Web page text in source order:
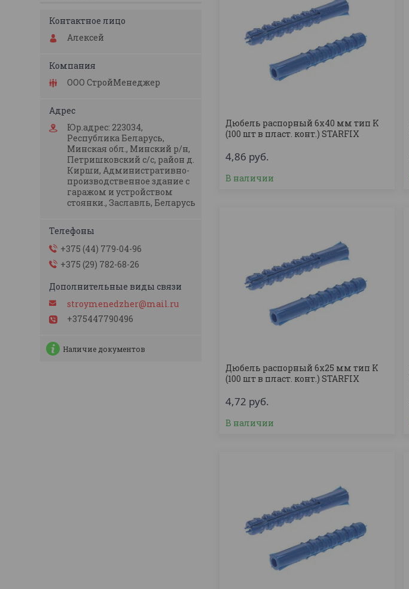
Дюбель распорный 6х40 мм тип K
(100 шт в пласт. конт.) STARFIX
4,86 руб.
В наличии
Дюбель распорный 6х25 мм тип K
(100 шт в пласт. конт.) STARFIX
4,72 руб.
В наличии
Алексей
ООО СтройМенеджер
Юр.адрес: 223034,
Республика Беларусь,
Минская обл., Минский р/н,
Петришковский с/с, район д.
Кирши, Административно-
производственное здание с
гаражом и устройством
стоянки., Заславль, Беларусь
+375 (44) 779-04-96
+375 (29) 782-68-26
stroymenedzher@mail.ru
+375447790496
Наличие документов